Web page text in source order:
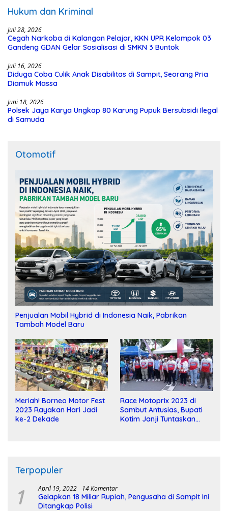
Hukum dan Kriminal
Juli 28, 2026
Cegah Narkoba di Kalangan Pelajar, KKN UPR Kelompok 03
Gandeng GDAN Gelar Sosialisasi di SMKN 3 Buntok
Juli 16, 2026
Diduga Coba Culik Anak Disabilitas di Sampit, Seorang Pria
Diamuk Massa
Juni 18, 2026
Polsek Jaya Karya Ungkap 80 Karung Pupuk Bersubsidi Ilegal
di Samuda
Otomotif
Penjualan Mobil Hybrid di Indonesia Naik, Pabrikan
Tambah Model Baru
Meriah! Borneo Motor Fest
2023 Rayakan Hari Jadi
ke-2 Dekade
Race Motoprix 2023 di
Sambut Antusias, Bupati
Kotim Janji Tuntaskan
Terpopuler
1 April 19, 2022 14 Komentar
Gelapkan 18 Miliar Rupiah, Pengusaha di Sampit Ini
Ditangkap Polisi